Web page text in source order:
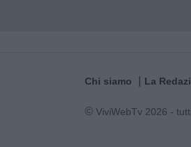
Chi siamo La
© ViviWebTv 2026 -